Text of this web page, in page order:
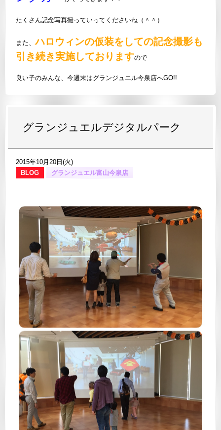
たくさん記念写真撮っていってくださいね（＾＾）
また、ハロウィンの仮装をしての記念撮影も
引き続き実施しておりますので
良い子のみんな、今週末はグランジュエル今泉店へGO!!
グランジュエルデジタルパーク
2015年10月20日(火)
BLOG
グランジュエル富山今泉店